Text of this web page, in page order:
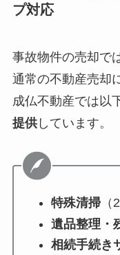
プ対応
事故物件の売却で
通常の不動産売却
成仏不動産では以
提供しています。
特殊清掃（
遺品整理・
相続手続き